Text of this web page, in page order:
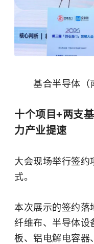
基合半导体（
十个项目+两支
力产业提速
大会现场举行签约
式。
本次展示的签约落
纤维布、半导体设
板、铝电解电容器